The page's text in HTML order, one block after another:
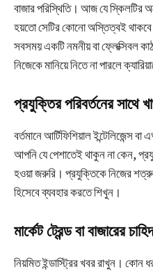
বাজার পরিস্থিতি। আজ যে স্কিলটির
হয়তো সেটির কোনো অস্তিত্বই থাকবে
সবসময় একটি নমনীয় বা ফ্লেক্সিবল
নিজেকে মানিয়ে নিতে না পারলে
প্রযুক্তির পরিবর্তনের সাথে
বর্তমানে আর্টিফিশিয়াল ইন্টেলিজেন্স
আপনি যে পেশাতেই থাকুন না কেন,
হওয়া জরুরি। প্রযুক্তিকে নিজের শত্রু
হিসেবে ব্যবহার করতে শিখুন।
মার্কেট ট্রেন্ড বা বাজারের
নিয়মিত ইন্ডাস্ট্রির খবর রাখুন। কোন